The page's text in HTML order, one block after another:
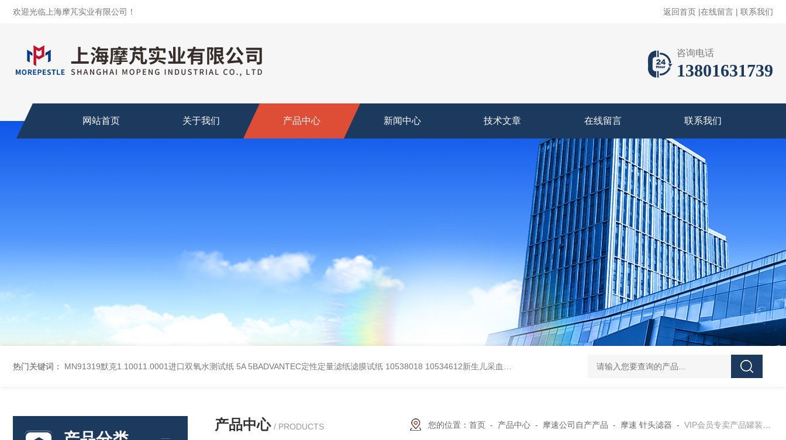
欢迎光临上海摩芃实业有限公司！ 返回首页 |在线留言 | 联系我们
咨询电话
13801631739
网站首页 关于我们 产品中心 新闻中心 技术文章 在线留言 联系我们
热门关键词： MN91319默克1.10011.0001进口双氧水测试纸 5A 5BADVANTEC定性定量滤纸滤膜试纸 10538018 10534612新生儿采血纸 3119-0050无菌339652 23-2263赛默飞离心管 UFC903096 MAP001
产品中心 / PRODUCTS 您的位置： 首页- 产品中心- 摩速公司自产产品 - 摩速 针头滤器 - VIP会员专卖产品罐装针头式过滤器上海摩速自产 德国MEMBRANE PES膜0.45UM 13MM